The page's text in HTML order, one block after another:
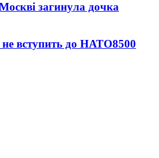
загинула дочка
вступить до НАТО8500